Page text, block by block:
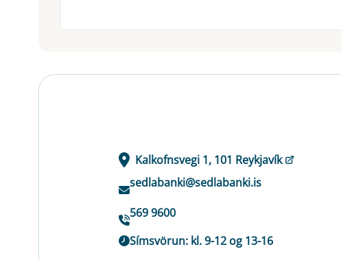
Kalkofnsvegi 1, 101 Reykjavík
sedlabanki@sedlabanki.is
569 9600
Símsvörun: kl. 9-12 og 13-16